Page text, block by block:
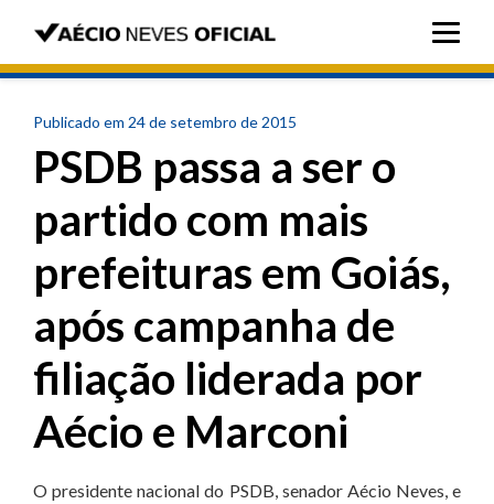
Publicado em 24 de setembro de 2015
PSDB passa a ser o
partido com mais
prefeituras em Goiás,
após campanha de
filiação liderada por
Aécio e Marconi
O presidente nacional do PSDB, senador Aécio Neves, e